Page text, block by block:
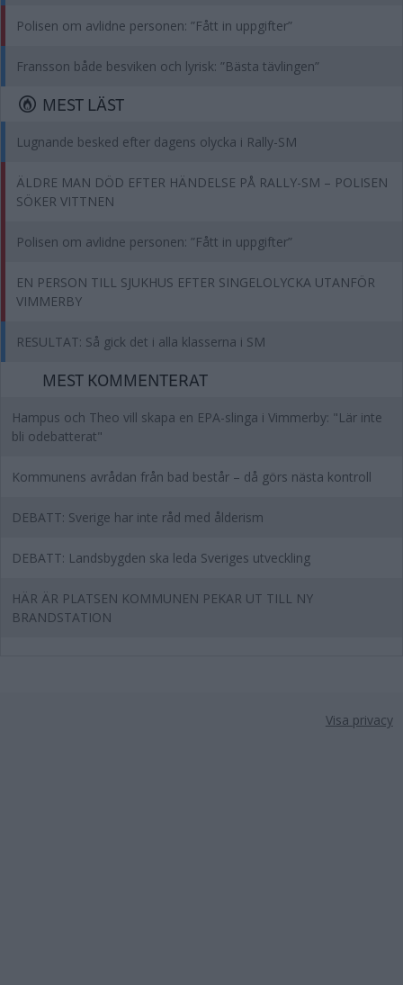
Polisen om avlidne personen: ”Fått in uppgifter”
Fransson både besviken och lyrisk: ”Bästa tävlingen”
MEST LÄST
Lugnande besked efter dagens olycka i Rally-SM
ÄLDRE MAN DÖD EFTER HÄNDELSE PÅ RALLY-SM – POLISEN
SÖKER VITTNEN
Polisen om avlidne personen: ”Fått in uppgifter”
EN PERSON TILL SJUKHUS EFTER SINGELOLYCKA UTANFÖR
VIMMERBY
RESULTAT: Så gick det i alla klasserna i SM
MEST KOMMENTERAT
Hampus och Theo vill skapa en EPA-slinga i Vimmerby: "Lär inte
bli odebatterat"
Kommunens avrådan från bad består – då görs nästa kontroll
DEBATT: Sverige har inte råd med ålderism
DEBATT: Landsbygden ska leda Sveriges utveckling
HÄR ÄR PLATSEN KOMMUNEN PEKAR UT TILL NY
BRANDSTATION
Visa privacy